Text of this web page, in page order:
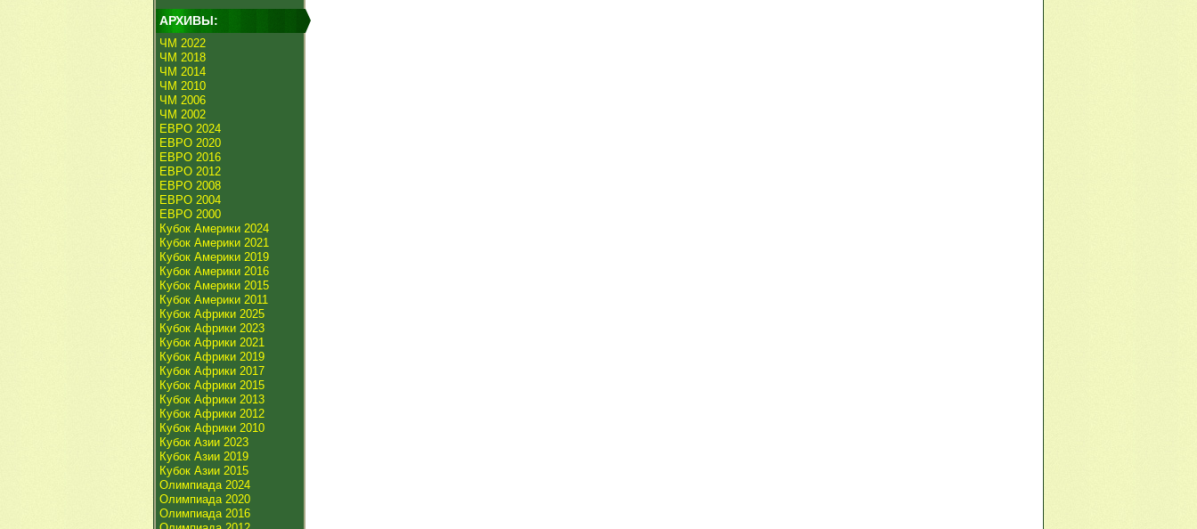
АРХИВЫ:
ЧМ 2022
ЧМ 2018
ЧМ 2014
ЧМ 2010
ЧМ 2006
ЧМ 2002
ЕВРО 2024
ЕВРО 2020
ЕВРО 2016
ЕВРО 2012
ЕВРО 2008
ЕВРО 2004
ЕВРО 2000
Кубок Америки 2024
Кубок Америки 2021
Кубок Америки 2019
Кубок Америки 2016
Кубок Америки 2015
Кубок Америки 2011
Кубок Африки 2025
Кубок Африки 2023
Кубок Африки 2021
Кубок Африки 2019
Кубок Африки 2017
Кубок Африки 2015
Кубок Африки 2013
Кубок Африки 2012
Кубок Африки 2010
Кубок Азии 2023
Кубок Азии 2019
Кубок Азии 2015
Олимпиада 2024
Олимпиада 2020
Олимпиада 2016